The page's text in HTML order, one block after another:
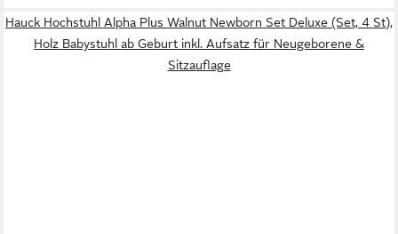
Hauck Hochstuhl Alpha Plus Walnut Newborn Set Deluxe (Set, 4 St),
Holz Babystuhl ab Geburt inkl. Aufsatz für Neugeborene &
Sitzauflage